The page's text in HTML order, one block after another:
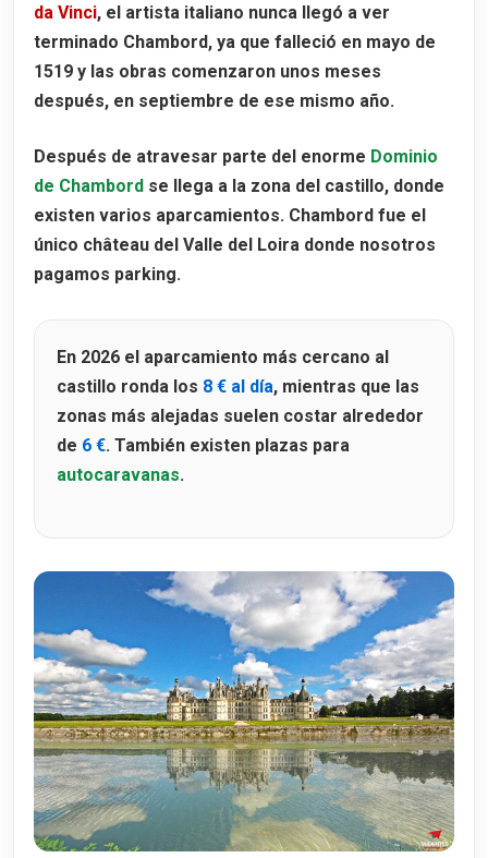
da Vinci, el artista italiano nunca llegó a ver
terminado Chambord, ya que falleció en mayo de
1519 y las obras comenzaron unos meses
después, en septiembre de ese mismo año.
Después de atravesar parte del enorme Dominio
de Chambord se llega a la zona del castillo, donde
existen varios aparcamientos. Chambord fue el
único château del Valle del Loira donde nosotros
pagamos parking.
En 2026 el aparcamiento más cercano al
castillo ronda los 8 € al día, mientras que las
zonas más alejadas suelen costar alrededor
de 6 €. También existen plazas para
autocaravanas.